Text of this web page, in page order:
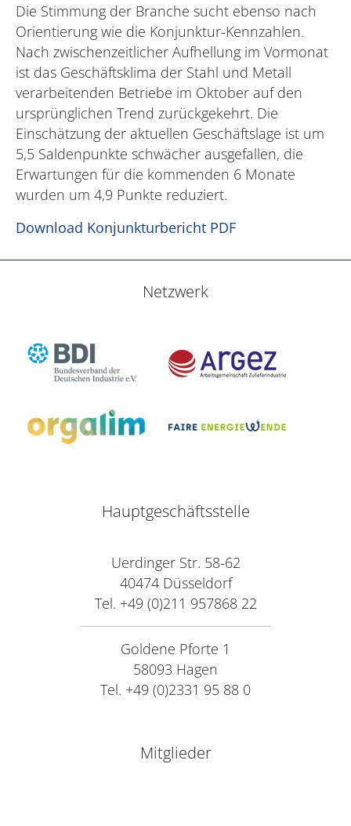
Die Stimmung der Branche sucht ebenso nach
Orientierung wie die Konjunktur-Kennzahlen.
Nach zwischenzeitlicher Aufhellung im Vormonat
ist das Geschäftsklima der Stahl und Metall
verarbeitenden Betriebe im Oktober auf den
ursprünglichen Trend zurückgekehrt. Die
Einschätzung der aktuellen Geschäftslage ist um
5,5 Saldenpunkte schwächer ausgefallen, die
Erwartungen für die kommenden 6 Monate
wurden um 4,9 Punkte reduziert.
Download Konjunkturbericht PDF
Netzwerk
Hauptgeschäftsstelle
Uerdinger Str. 58-62
40474 Düsseldorf
Tel. +49 (0)211 957868 22
Goldene Pforte 1
58093 Hagen
Tel. +49 (0)2331 95 88 0
Mitglieder